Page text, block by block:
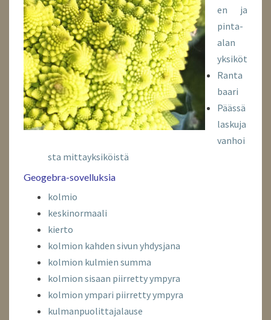
en ja
pinta-
alan
yksiköt
Ranta
baari
Päässä
laskuja
vanhoi
sta mittayksiköistä
Geogebra-sovelluksia
kolmio
keskinormaali
kierto
kolmion kahden sivun yhdysjana
kolmion kulmien summa
kolmion sisaan piirretty ympyra
kolmion ympari piirretty ympyra
kulmanpuolittajalause